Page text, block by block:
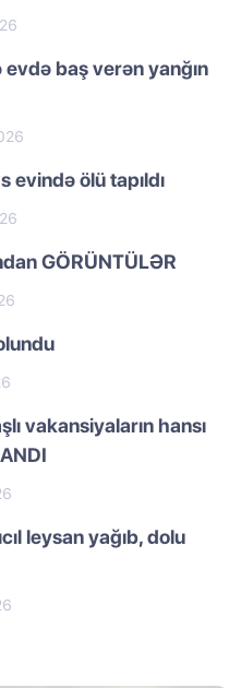
baş verən yanğın
evində ölü tapıldı
GÖRÜNTÜLƏR
vakansiyaların hansı
leysan yağıb, dolu